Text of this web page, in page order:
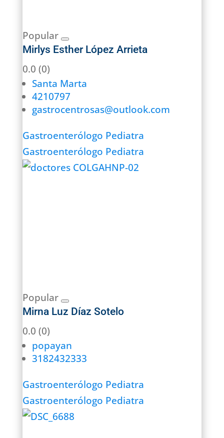
Popular
Mirlys Esther López Arrieta
0.0 (0)
Santa Marta
4210797
gastrocentrosas@outlook.com
Gastroenterólogo Pediatra
Gastroenterólogo Pediatra
Popular
Mirna Luz Díaz Sotelo
0.0 (0)
popayan
3182432333
Gastroenterólogo Pediatra
Gastroenterólogo Pediatra